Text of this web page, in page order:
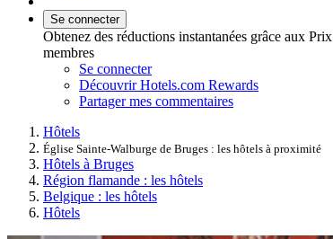
Se connecter
Obtenez des réductions instantanées grâce aux Prix
membres
Se connecter
Découvrir Hotels.com Rewards
Partager mes commentaires
Hôtels
Église Sainte-Walburge de Bruges : les hôtels à proximité
Hôtels à Bruges
Région flamande : les hôtels
Belgique : les hôtels
Hôtels